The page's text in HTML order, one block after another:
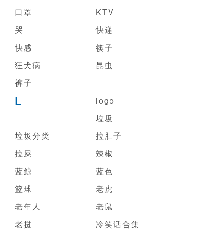
口罩
KTV
哭
快递
快感
筷子
狂犬病
昆虫
裤子
L
logo
垃圾
垃圾分类
拉肚子
拉屎
辣椒
蓝鲸
蓝色
篮球
老虎
老年人
老鼠
老挝
冷笑话合集